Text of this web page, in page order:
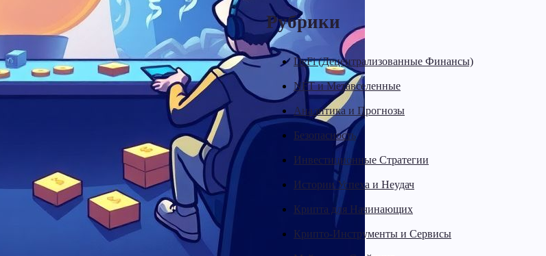
Рубрики
DeFi (Децентрализованные Финансы)
NFT и Метавселенные
Аналитика и Прогнозы
Безопасность
Инвестиционные Стратегии
Истории Успеха и Неудач
Крипта для Начинающих
Крипто-Инструменты и Сервисы